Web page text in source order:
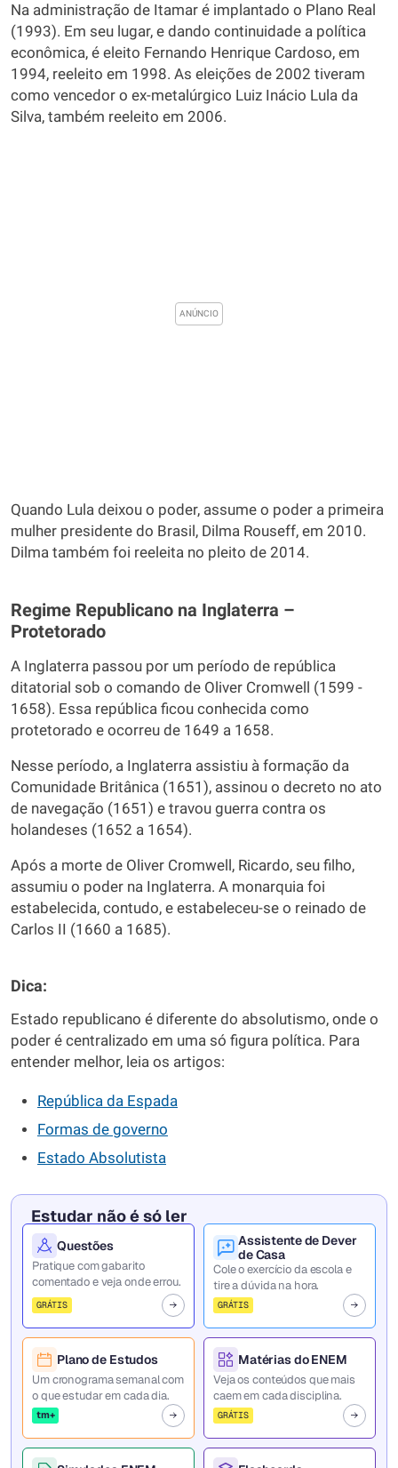
Na administração de Itamar é implantado o Plano Real
(1993). Em seu lugar, e dando continuidade a política
econômica, é eleito Fernando Henrique Cardoso, em
1994, reeleito em 1998. As eleições de 2002 tiveram
como vencedor o ex-metalúrgico Luiz Inácio Lula da
Silva, também reeleito em 2006.
Quando Lula deixou o poder, assume o poder a primeira
mulher presidente do Brasil, Dilma Rouseff, em 2010.
Dilma também foi reeleita no pleito de 2014.
Regime Republicano na Inglaterra –
Protetorado
A Inglaterra passou por um período de república
ditatorial sob o comando de Oliver Cromwell (1599 -
1658). Essa república ficou conhecida como
protetorado e ocorreu de 1649 a 1658.
Nesse período, a Inglaterra assistiu à formação da
Comunidade Britânica (1651), assinou o decreto no ato
de navegação (1651) e travou guerra contra os
holandeses (1652 a 1654).
Após a morte de Oliver Cromwell, Ricardo, seu filho,
assumiu o poder na Inglaterra. A monarquia foi
estabelecida, contudo, e estabeleceu-se o reinado de
Carlos II (1660 a 1685).
Dica:
Estado republicano é diferente do absolutismo, onde o
poder é centralizado em uma só figura política. Para
entender melhor, leia os artigos:
República da Espada
Formas de governo
Estado Absolutista
Estudar não é só ler
Questões
Pratique com gabarito
comentado e veja onde errou.
GRÁTIS
Assistente de Dever
de Casa
Cole o exercício da escola e
tire a dúvida na hora.
GRÁTIS
Plano de Estudos
Um cronograma semanal com
o que estudar em cada dia.
tm+
Matérias do ENEM
Veja os conteúdos que mais
caem em cada disciplina.
GRÁTIS